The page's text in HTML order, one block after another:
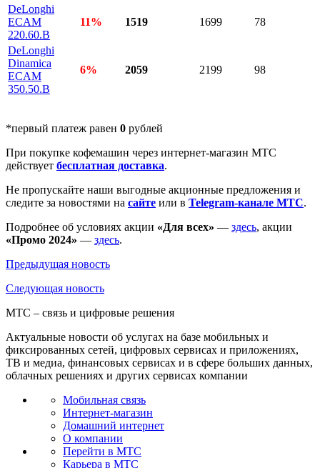
DeLonghi
ECAM
220.60.B
11% 1519 1699 78
DeLonghi
Dinamica
ECAM
350.50.B
6% 2059 2199 98
*первый платеж равен 0 рублей
При покупке кофемашин через интернет-магазин МТС
действует бесплатная доставка.
Не пропускайте наши выгодные акционные предложения и
следите за новостями на сайте или в Telegram-канале МТС.
Подробнее об условиях акции «Для всех» — здесь, акции
«Промо 2024» — здесь.
Предыдущая новость
Следующая новость
МТС – связь и цифровые решения
Актуальные новости об услугах на базе мобильных и
фиксированных сетей, цифровых сервисах и приложениях,
ТВ и медиа, финансовых сервисах и в сфере больших данных,
облачных решениях и других сервисах компании
Мобильная связь
Интернет-магазин
Домашний интернет
О компании
Перейти в МТС
Карьера в МТС